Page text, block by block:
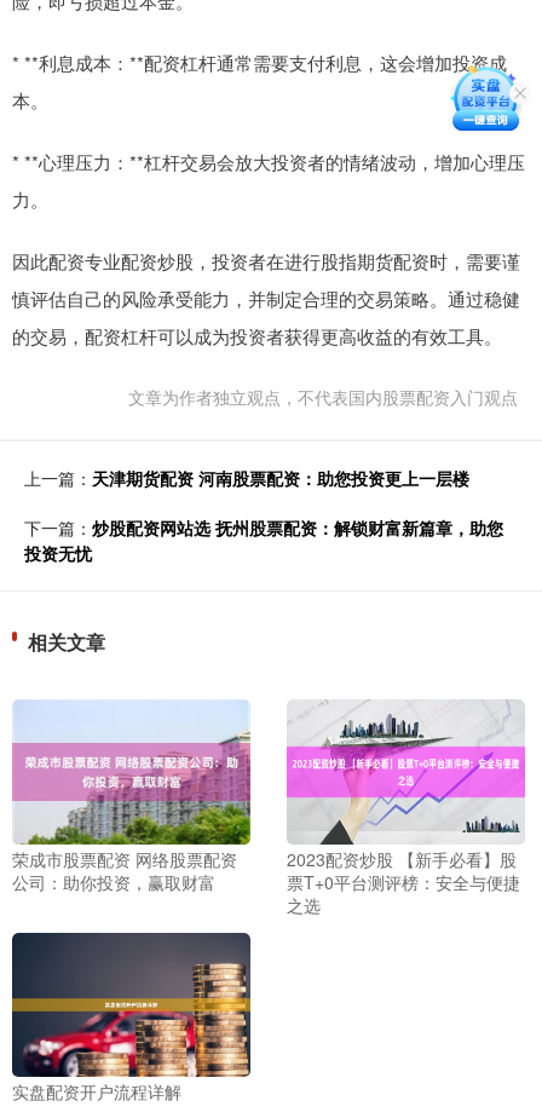
* **利息成本：**配资杠杆通常需要支付利息，这会增加投资成
本。
* **心理压力：**杠杆交易会放大投资者的情绪波动，增加心理压
力。
因此配资专业配资炒股，投资者在进行股指期货配资时，需要谨
慎评估自己的风险承受能力，并制定合理的交易策略。通过稳健
的交易，配资杠杆可以成为投资者获得更高收益的有效工具。
文章为作者独立观点，不代表国内股票配资入门观点
上一篇： 天津期货配资 河南股票配资：助您投资更上一层楼
下一篇： 炒股配资网站选 抚州股票配资：解锁财富新篇章，助您
投资无忧
相关文章
荣成市股票配资 网络股票配资
公司：助你投资，赢取财富
2023配资炒股 【新手必看】股
票T+0平台测评榜：安全与便捷
之选
实盘配资开户流程详解